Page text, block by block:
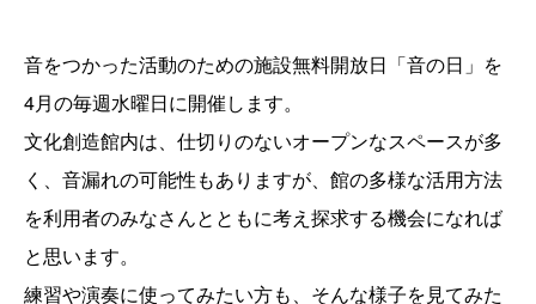
音をつかった活動のための施設無料開放日「音の日」を
4月の毎週水曜日に開催します。
文化創造館内は、仕切りのないオープンなスペースが多
く、音漏れの可能性もありますが、館の多様な活用方法
を利用者のみなさんとともに考え探求する機会になれば
と思います。
練習や演奏に使ってみたい方も、そんな様子を見てみた